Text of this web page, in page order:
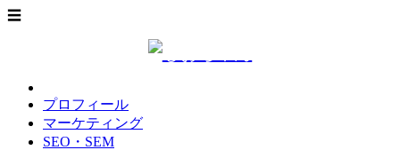
☰
プロフィール
マーケティング
SEO・SEM